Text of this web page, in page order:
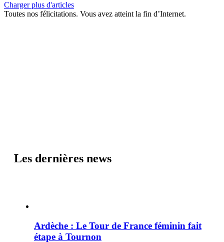
Charger plus d'articles
Toutes nos félicitations. Vous avez atteint la fin d’Internet.
Les dernières news
Ardèche : Le Tour de France féminin fait
étape à Tournon